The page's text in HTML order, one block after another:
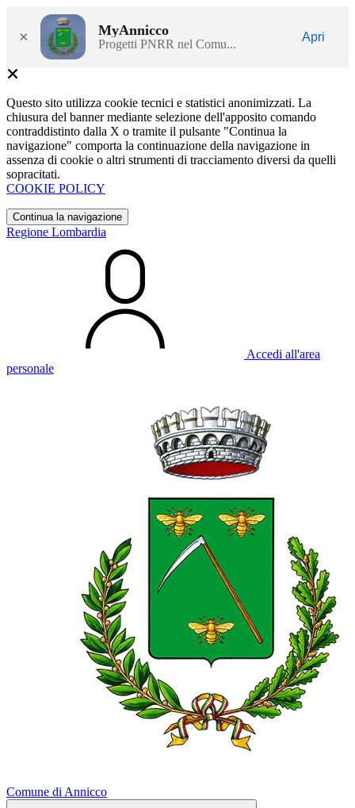
× MyAnnicco
Progetti PNRR nel Comu...
Apri
Questo sito utilizza cookie tecnici e statistici anonimizzati. La
chiusura del banner mediante selezione dell'apposito comando
contraddistinto dalla X o tramite il pulsante "Continua la
navigazione" comporta la continuazione della navigazione in
assenza di cookie o altri strumenti di tracciamento diversi da quelli
sopracitati.
COOKIE POLICY
Continua la navigazione
Regione Lombardia
Accedi all'area
personale
Comune di Annicco